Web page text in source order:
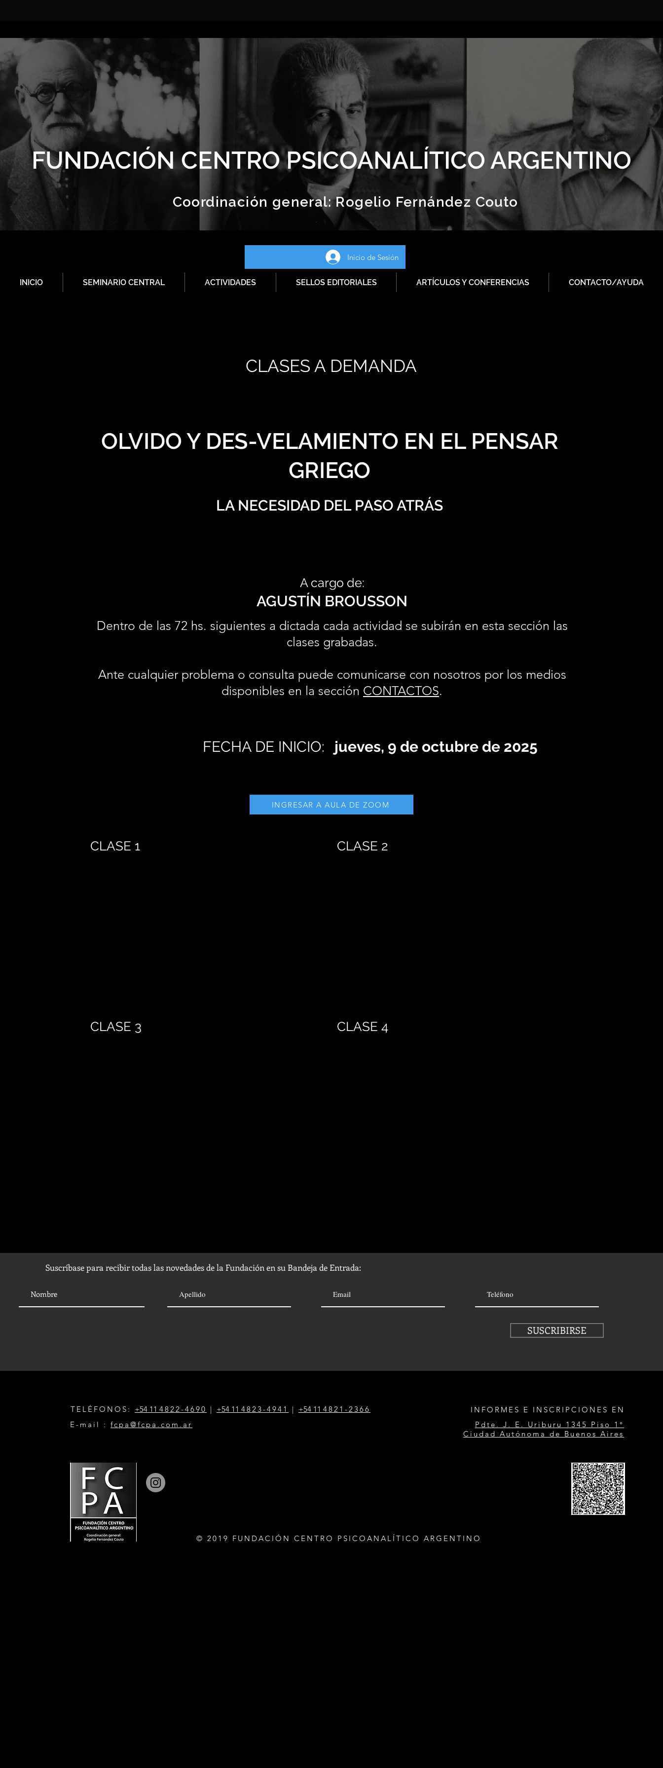
FUNDACIÓN CENTRO PSICOANALÍTICO ARGENTINO
Coordinación general:Rogelio Fernández Couto
Inicio de Sesión
INICIO SEMINARIO CENTRAL ACTIVIDADES SELLOS EDITORIALES ARTÍCULOS Y CONFERENCIAS CONTACTO/AYUDA
CLASES A DEMANDA
OLVIDO Y DES-VELAMIENTO EN EL PENSAR
GRIEGO
LA NECESIDAD DEL PASO ATRÁS
A cargo de:
AGUSTÍN BROUSSON
Dentro de las 72 hs. siguientes a dictada cada actividad se subirán en esta sección las
clases grabadas.
Ante cualquier problema o consulta puede comunicarse con nosotros por los medios
disponibles en la sección CONTACTOS.
FECHA DE INICIO: jueves, 9 de octubre de 2025
INGRESAR A AULA DE ZOOM
CLASE 1
CLASE 3
CLASE 2
CLASE 4
Suscríbase para recibir todas las novedades de la Fundación en su Bandeja de Entrada:
SUSCRIBIRSE
TELÉFONOS: +54 11 4822-4690 | +54 1 1 4823-4941 | +54 1 1 4821-2366
E-mail : fcpa@fcpa.com.ar
INFORMES E INSCRIPCIONES EN
Pdte. J. E. Uriburu 1345 Piso 1°
Ciudad Autónoma de Buenos Aires
© 2019 FUNDACIÓN CENTRO PSICOANALÍTICO ARGENTINO